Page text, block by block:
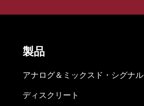
製品
アナログ＆ミックスド・シグナル
ディスクリート